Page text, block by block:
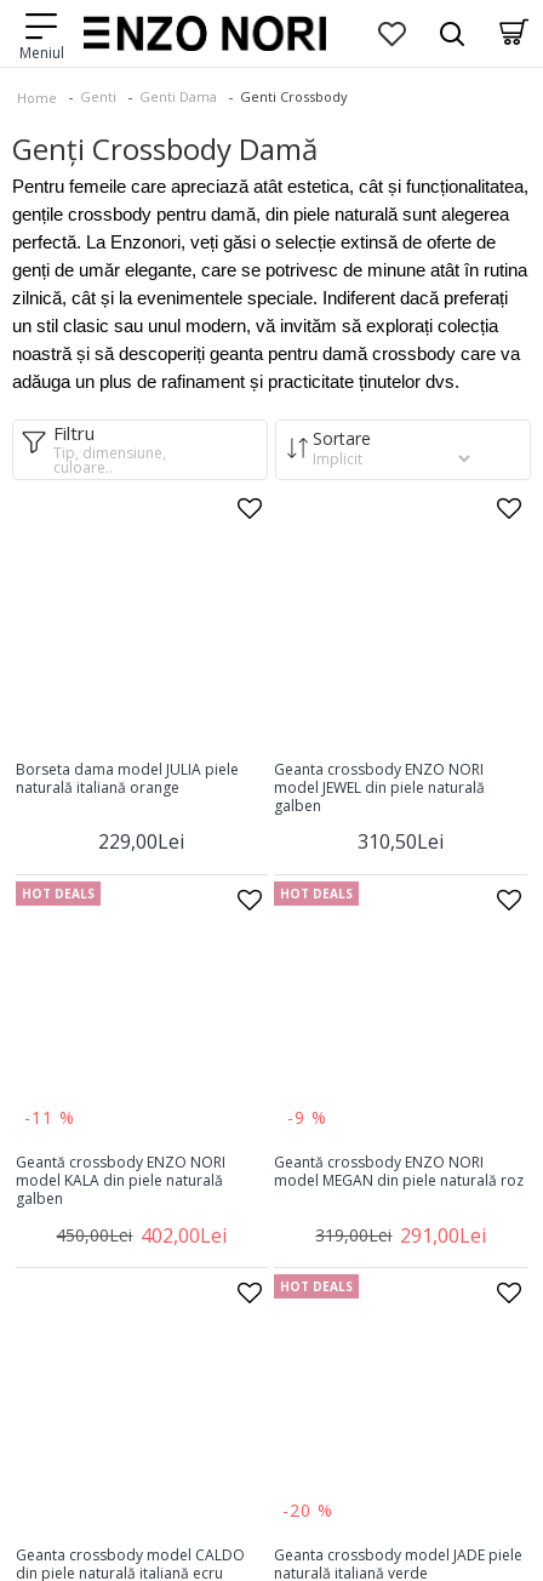
Home Genti Genti Dama Genti Crossbody
Genți Crossbody Damă
Pentru femeile care apreciază atât estetica, cât și funcționalitatea,
gențile crossbody pentru damă, din piele naturală sunt alegerea
perfectă. La Enzonori, veți găsi o selecție extinsă de oferte de
genți de umăr elegante, care se potrivesc de minune atât în rutina
zilnică, cât și la evenimentele speciale. Indiferent dacă preferați
un stil clasic sau unul modern, vă invităm să explorați colecția
noastră și să descoperiți geanta pentru damă crossbody care va
adăuga un plus de rafinament și practicitate ținutelor dvs.
Filtru
Tip, dimensiune,
culoare..
Sortare
Borseta dama model JULIA piele
naturală italiană orange
229,00Lei
Geanta crossbody ENZO NORI
model JEWEL din piele naturală
galben
310,50Lei
HOT DEALS
-11 %
Geantă crossbody ENZO NORI
model KALA din piele naturală
galben
402,00Lei
450,00Lei
HOT DEALS
-9 %
Geantă crossbody ENZO NORI
model MEGAN din piele naturală roz
291,00Lei
319,00Lei
Geanta crossbody model CALDO
din piele naturală italiană ecru
HOT DEALS
-20 %
Geanta crossbody model JADE piele
naturală italiană verde